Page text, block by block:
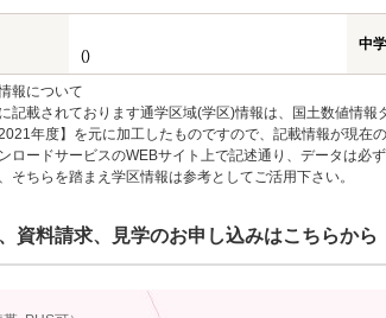
()
中
報について
記載されております通学区域(学区)情報は、国土数値情
年度】を元に加工したものですので、記載情報が現在
ロードサービスのWEBサイト上で記述通り、データは
そちらを踏まえ学区情報は参考としてご活用下さい。
資料請求、見学のお申し込みはこちらから